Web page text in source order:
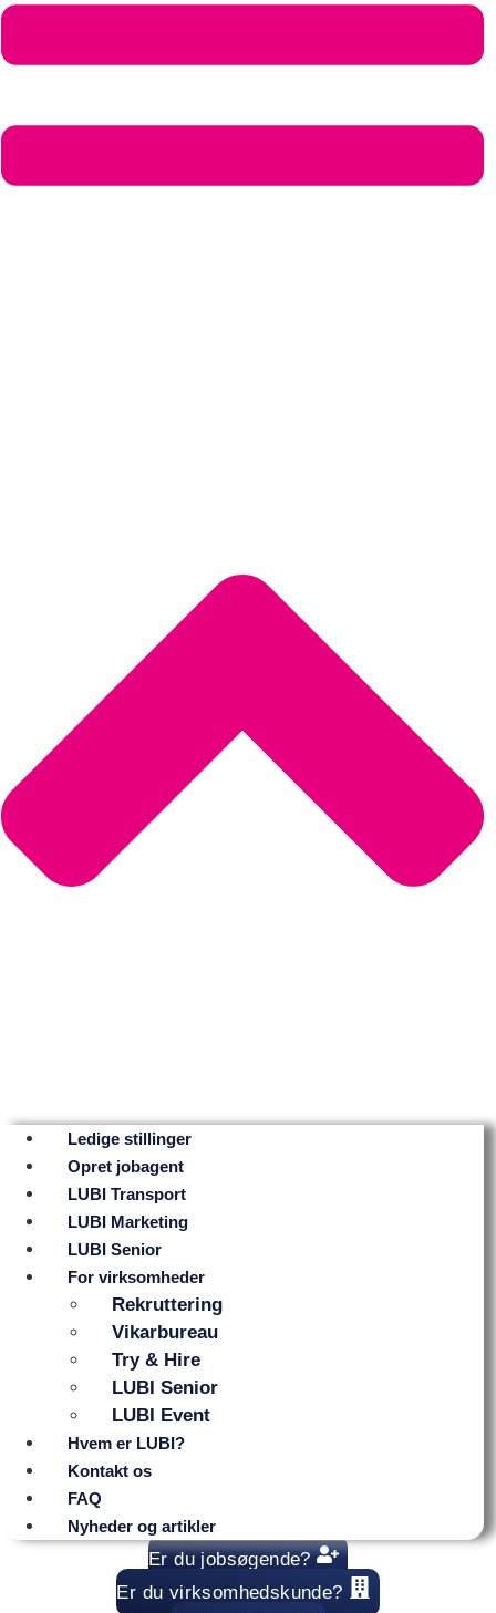
Ledige stillinger
Opret jobagent
LUBI Transport
LUBI Marketing
LUBI Senior
For virksomheder
Rekruttering
Vikarbureau
Try & Hire
LUBI Senior
LUBI Event
Hvem er LUBI?
Kontakt os
FAQ
Nyheder og artikler
Er du jobsøgende?
Er du virksomhedskunde?